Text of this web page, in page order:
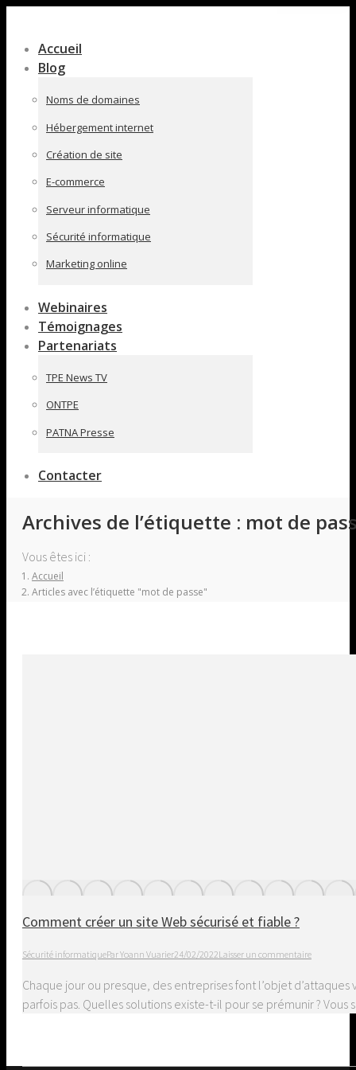
pleine
largeur
Accueil
Blog
Noms de domaines
Hébergement internet
Création de site
E-commerce
Serveur informatique
Sécurité informatique
Marketing online
Webinaires
Témoignages
Partenariats
TPE News TV
ONTPE
PATNA Presse
Contacter
Archives de l’étiquette : mot de
Vous êtes ici :
Accueil
Articles avec l’étiquette "mot de passe"
Comment créer un site Web sécurisé et fiable ?
Sécurité informatiqueParYoann Vuarier24/02/2022Laisser un commentaire
Chaque jour ou presque, des entreprises font l’objet
parfois pas. Quelles solutions existe-t-il pour se prémunir ?